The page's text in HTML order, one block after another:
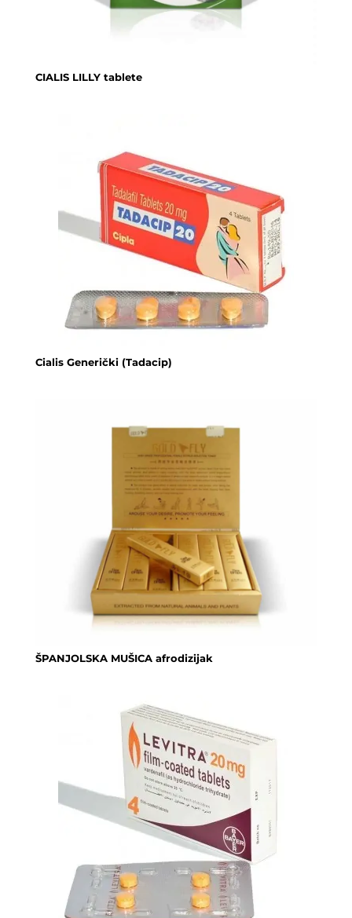
CIALIS LILLY tablete
Cialis Generički (Tadacip)
ŠPANJOLSKA MUŠICA afrodizijak